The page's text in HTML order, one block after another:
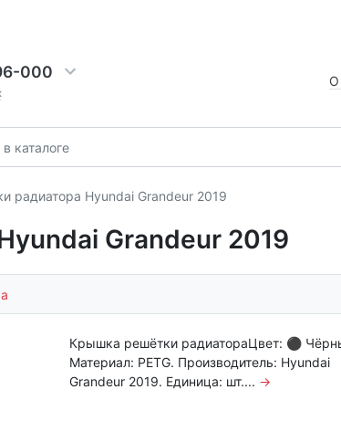
000 О
радиатора Hyundai Grandeur 2019
Grandeur 2019
Крышка решётки радиатораЦвет: ⚫
Материал: PETG. Производитель: Hyundai
Grandeur 2019. Единица: шт.... →